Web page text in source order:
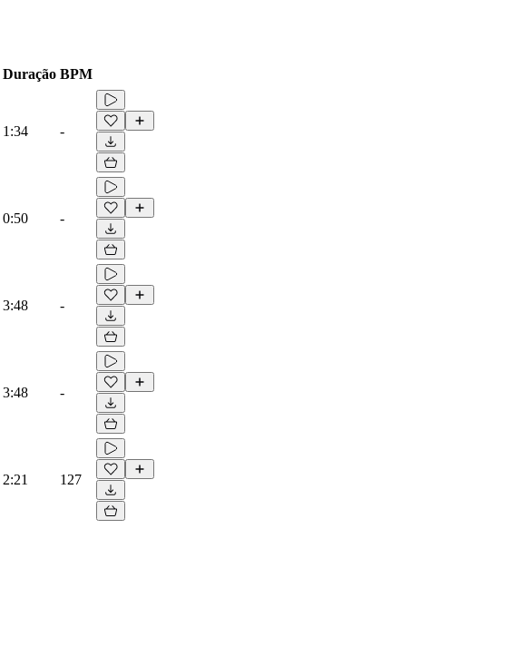
Duração BPM
1:34 -
0:50 -
3:48 -
3:48 -
2:21 127